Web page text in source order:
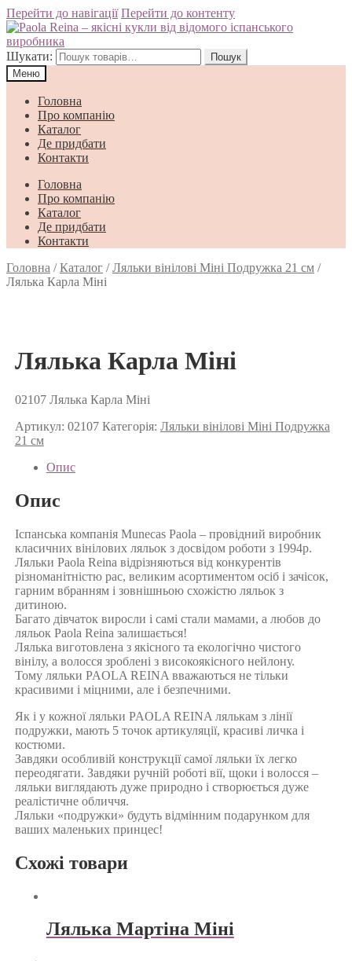
Перейти до навігації Перейти до контенту
Шукати:
Пошук
Меню
Головна
Про компанію
Каталог
Де придбати
Контакти
Головна
Про компанію
Каталог
Де придбати
Контакти
Головна /Каталог /Ляльки вінілові Міні Подружка 21 см /
Лялька Карла Мiнi
Лялька Карла Мiнi
02107 Лялька Карла Мiнi
Артикул: 02107 Категорія: Ляльки вінілові Міні Подружка
21 см
Опис
Опис
Іспанська компанія Munecas Paola – провідний виробник
класичних вінілових ляльок з досвідом роботи з 1994р.
Ляльки Paola Reina відрізняються від конкурентів
різноманітністю рас, великим асортиментом осіб і зачісок,
гарним вбранням і зовнішньою схожістю ляльок з
дитиною.
Багато дівчаток виросли і самі стали мамами, а любов до
ляльок Paola Reina залишається!
Лялька виготовлена з якісного та екологічно чистого
вінілу, а волосся зроблені з високоякісного нейлону.
Тому ляльки PAOLA REINA вважаються не тільки
красивими і міцними, але і безпечними.
Як і у кожної ляльки PAOLA REINA лялькам з лінії
подружки, мають 5 точок артикуляції, красиві личка і
костюми.
Завдяки особливій конструкції самої ляльки їх легко
переодягати. Завдяки ручній роботі вії, щоки і волосся –
ляльки виглядають дуже природно і створюється дуже
реалістичне обличчя.
Ляльки «подружки» будуть відмінним подарунком для
ваших маленьких принцес!
Схожі товари
Лялька Мартiна Мiнi